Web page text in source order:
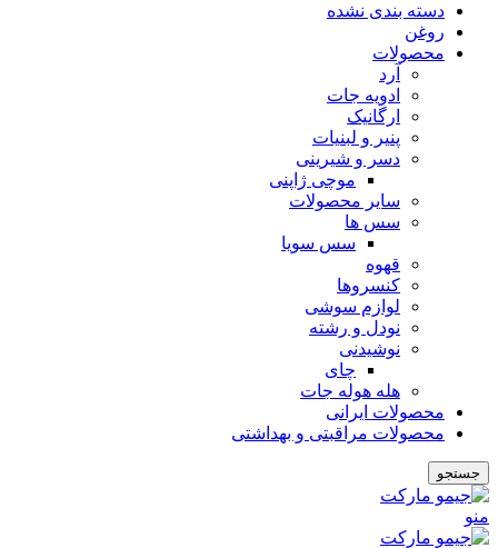
دسته بندی نشده
روغن
محصولات
آرد
ادویه جات
ارگانیک
پنیر و لبنیات
دسر و شیرینی
موچی ژاپنی
سایر محصولات
سس ها
سس سویا
قهوه
کنسروها
لوازم سوشی
نودل و رشته
نوشیدنی
چای
هله هوله جات
محصولات ایرانی
محصولات مراقبتی و بهداشتی
جستجو
منو